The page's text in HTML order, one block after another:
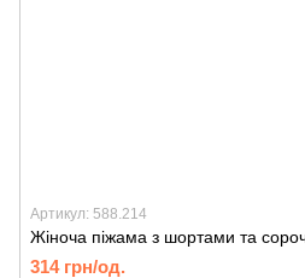
Артикул: 588.214
Жіноча піжама з шортами та
314 грн/од.